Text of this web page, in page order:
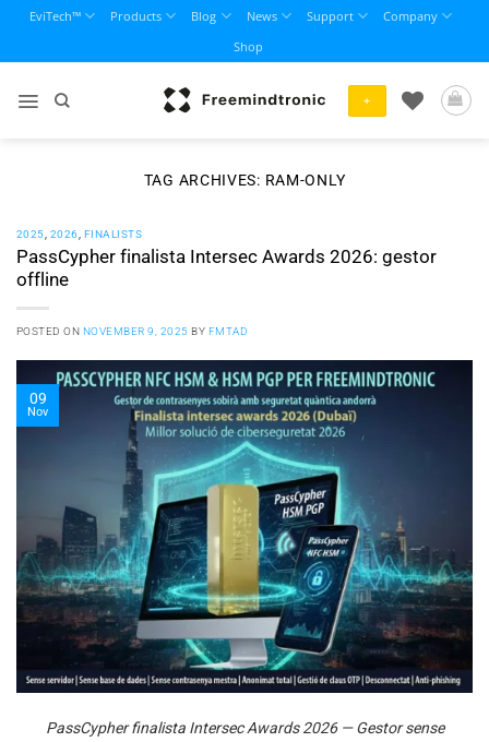
content
EviTech™ Products Blog News Support
Company
Shop
+
TAG ARCHIVES: RAM-ONLY
2025 2026 FINALISTS
PassCypher finalista Intersec Awards 2026: gestor
offline
POSTED ON NOVEMBER 9, 2025 BY FMTAD
09
Nov
PassCypher finalista Intersec Awards 2026 — Gestor sense